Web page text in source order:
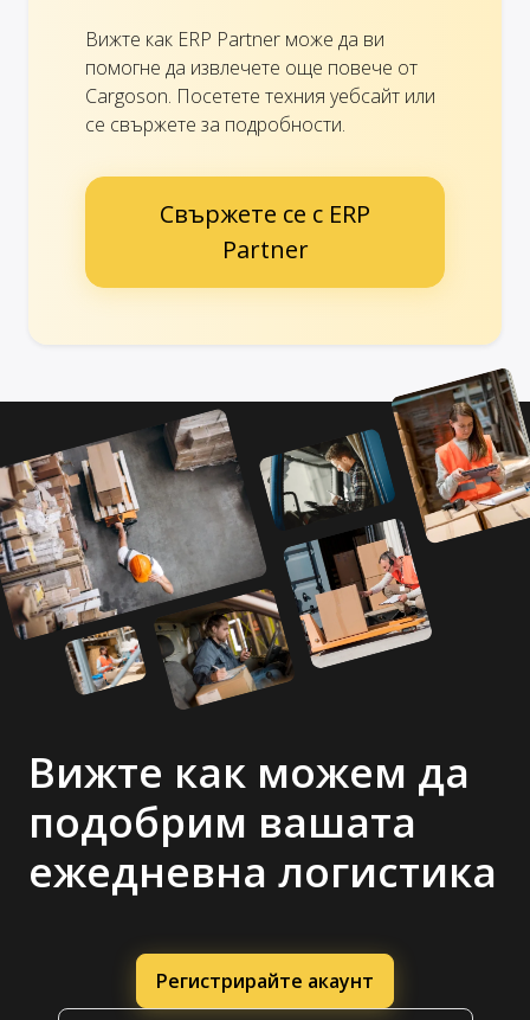
Вижте как ERP Partner може да ви
помогне да извлечете още повече от
Cargoson. Посетете техния уебсайт или
се свържете за подробности.
Свържете се с ERP
Partner
Вижте как можем да
подобрим вашата
ежедневна логистика
Регистрирайте акаунт